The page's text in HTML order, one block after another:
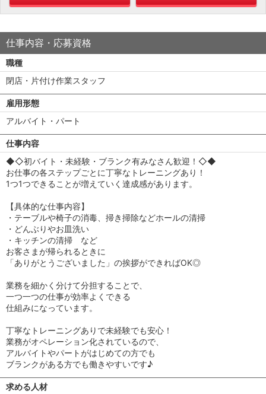
仕事内容・応募資格
職種
閉店・片付け作業スタッフ
雇用形態
アルバイト・パート
仕事内容
◆◇初バイト・未経験・ブランク有みなさん歓迎！◇◆
お仕事の各ステップごとに丁寧なトレーニングあり！
1つ1つできることが増えていく達成感があります。
【具体的な仕事内容】
・テーブルや椅子の消毒、掃き掃除などホールの清掃
・どんぶりやお皿洗い
・キッチンの清掃 など
お客さまが帰られるときに
「ありがとうございました」の挨拶ができればOK◎
業務を細かく分けて分担することで、
一つ一つの仕事が効率よくできる
仕組みになっています。
丁寧なトレーニングありで未経験でも安心！
業務がオペレーション化されているので、
アルバイトやパートがはじめての方でも
ブランクがある方でも働きやすいです♪
求める人材